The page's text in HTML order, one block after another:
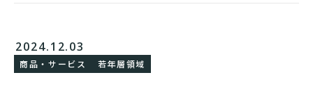
2024.12.03
商品・サービス 若年層領域